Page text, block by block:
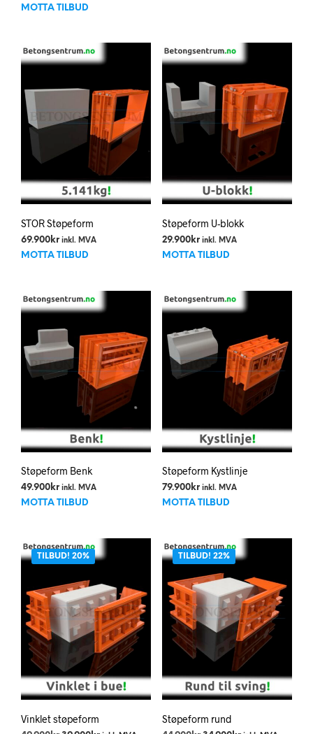
MOTTA TILBUD
STOR Støpeform
69.900 kr inkl. MVA
MOTTA TILBUD
Støpeform U-blokk
29.900kr inkl. MVA
MOTTA TILBUD
Støpeform Benk
49.900 kr inkl. MVA
MOTTA TILBUD
Støpeform Kystlinje
79.900kr inkl. MVA
MOTTA TILBUD
TILBUD! 20%
Vinklet støpeform
TILBUD! 22%
Støpeform rund